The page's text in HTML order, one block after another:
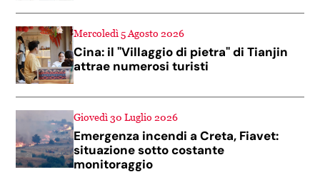
Mercoledì 5 Agosto 2026
Cina: il "Villaggio di pietra" di Tianjin
attrae numerosi turisti
Giovedì 30 Luglio 2026
Emergenza incendi a Creta, Fiavet:
situazione sotto costante
monitoraggio